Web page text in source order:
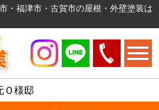
・福津市・古賀市の屋根・外壁塗装は
Ｏ様邸